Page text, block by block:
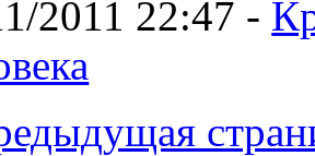
2011 22:47 -